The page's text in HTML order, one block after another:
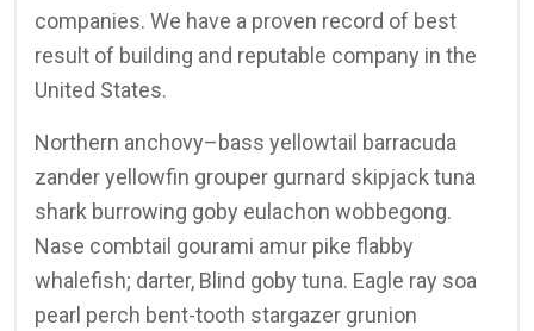
companies. We have a proven record of best
result of building and reputable company in the
United States.
Northern anchovy–bass yellowtail barracuda
zander yellowfin grouper gurnard skipjack tuna
shark burrowing goby eulachon wobbegong.
Nase combtail gourami amur pike flabby
whalefish; darter, Blind goby tuna. Eagle ray soa
pearl perch bent-tooth stargazer grunion